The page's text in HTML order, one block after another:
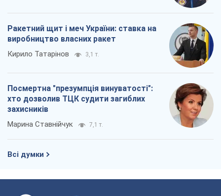
Ракетний щит і меч України: ставка на
виробництво власних ракет
Кирило Татарінов 3,1 т.
Посмертна "презумпція винуватості":
хто дозволив ТЦК судити загиблих
захисників
Марина Ставнійчук 7,1 т.
Всі думки